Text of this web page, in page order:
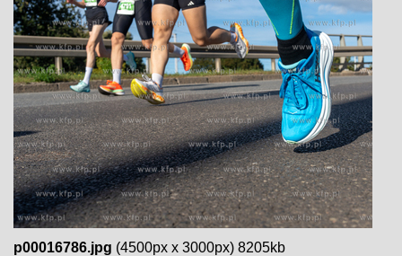
p00016786.jpg (4500px x 3000px) 8205kb